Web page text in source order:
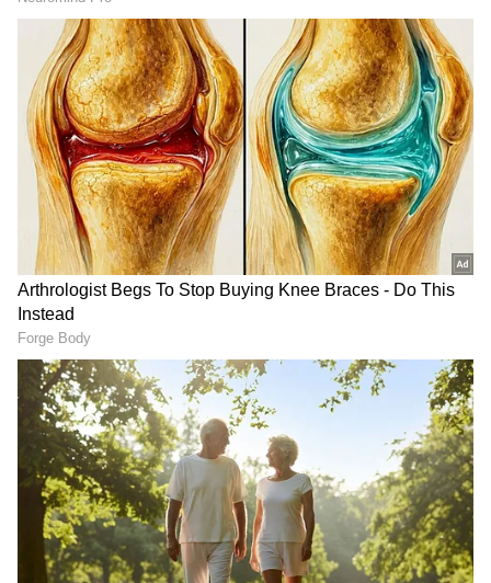
Related Articles
Chiranjeevi: రామ్ చరణ్ ను చూసి చిరంజీవి
గర్వపడ్డ మొదటి క్షణం ఏదో తెలుసా? మెగాస్టార్ శభాష్
అని ఎప్పుడన్నారంటే
Vijay Divorce: విజయ్ విడాకుల కేసులో ట్విస్ట్..
త్రిషతో సంబంధంపై సంగీత సంచలన ఆరోపణలు
3
6
Image Credit : Prakash Raj/ Instagram
ప్రకాశ్ రాజ్‌పై ఫిర్యాదు చేసింది ఎవరు?
ఆంధ్రప్రదేశ్‌లోని తిరుపతి కోర్టులో ఈ క్రిమినల్ కేసు